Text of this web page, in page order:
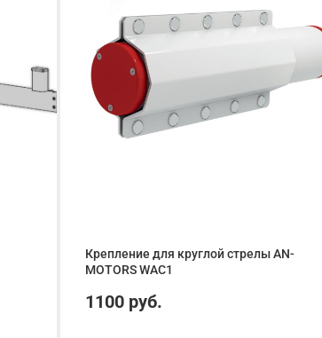
Крепление для круглой стрелы AN-
MOTORS WAC1
1100 руб.